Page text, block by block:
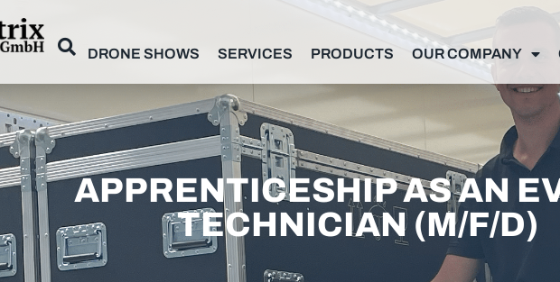
DRONE SHOWS SERVICES PRODUCTS OUR COMPANY
APPRENTICESHIP AS AN
TECHNICIAN (M/F/D)